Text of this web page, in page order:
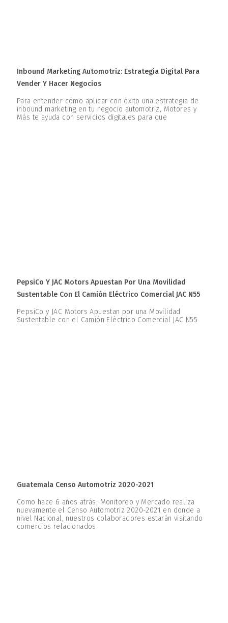
Inbound Marketing Automotriz: Estrategia Digital Para
Vender Y Hacer Negocios
Para entender cómo aplicar con éxito una estrategia de
inbound marketing en tu negocio automotriz, Motores y
Más te ayuda con servicios digitales para que
PepsiCo Y JAC Motors Apuestan Por Una Movilidad
Sustentable Con El Camión Eléctrico Comercial JAC N55
PepsiCo y JAC Motors Apuestan por una Movilidad
Sustentable con el Camión Eléctrico Comercial JAC N55
Guatemala Censo Automotriz 2020-2021
Como hace 6 años atrás, Monitoreo y Mercado realiza
nuevamente el Censo Automotriz 2020-2021 en donde a
nivel Nacional, nuestros colaboradores estarán visitando
comercios relacionados